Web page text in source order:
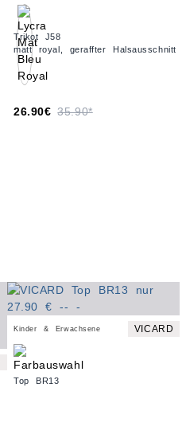
Trikot J58
matt royal, geraffter Halsausschnitt
26.90€ 35.90*
Kinder & Erwachsene VICARD
Top BR13